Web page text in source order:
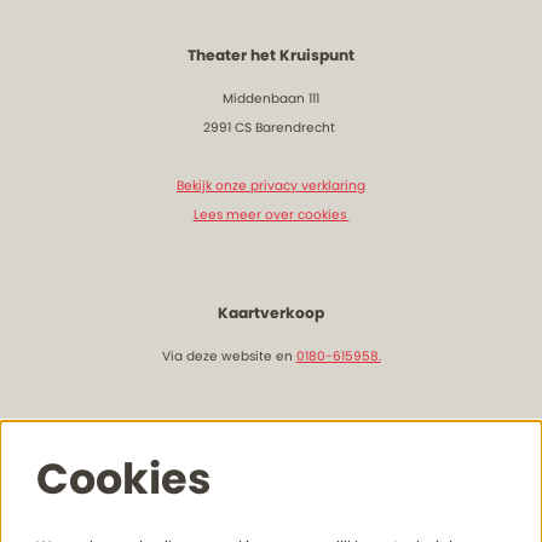
Theater het Kruispunt
Middenbaan 111
2991 CS Barendrecht
Bekijk onze privacy verklaring
Lees meer over cookies
Kaartverkoop
Via deze website en 0180-615958.
Openingstijden & bereikbaarheid
Lees hier meer onze actuele openingstijden
Cookies